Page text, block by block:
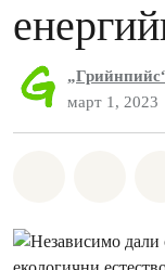
март 1, 2023